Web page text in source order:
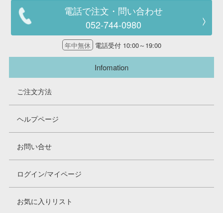
電話で注文・問い合わせ
052-744-0980
年中無休 電話受付 10:00～19:00
Infomation
ご注文方法
ヘルプページ
お問い合せ
ログイン/マイページ
お気に入りリスト